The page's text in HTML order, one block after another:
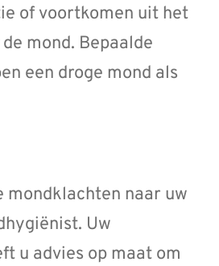
of voortkomen uit het
mond. Bepaalde
een droge mond als
mondklachten naar uw
Uw
u advies op maat om